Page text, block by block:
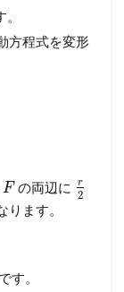
方程式を変形
F の両辺に r
2
ます。
す。